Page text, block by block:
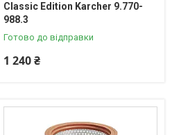
Classic Edition Karcher 9.770-
988.3
Готово до відправки
1 240 ₴